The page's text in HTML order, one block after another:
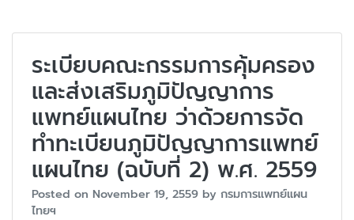
ระเบียบคณะกรรมการคุ้มครอง
และส่งเสริมภูมิปัญญาการ
แพทย์แผนไทย ว่าด้วยการจัด
ทําทะเบียนภูมิปัญญาการแพทย์
แผนไทย (ฉบับที่ 2) พ.ศ. 2559
Posted on November 19, 2559 by กรมการแพทย์แผน
ไทยฯ